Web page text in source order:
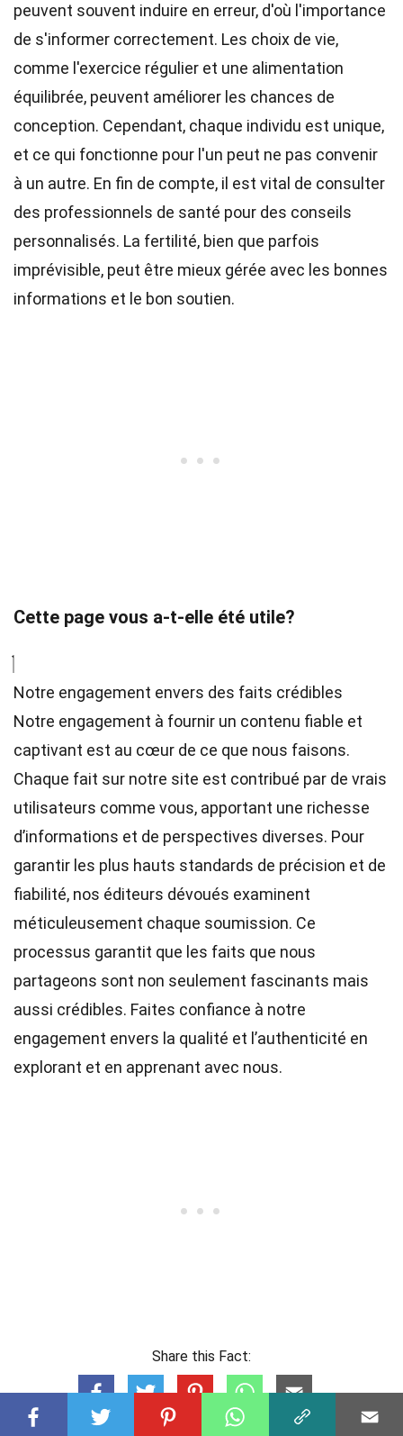
peuvent souvent induire en erreur, d'où l'importance
de s'informer correctement. Les choix de vie,
comme l'exercice régulier et une alimentation
équilibrée, peuvent améliorer les chances de
conception. Cependant, chaque individu est unique,
et ce qui fonctionne pour l'un peut ne pas convenir
à un autre. En fin de compte, il est vital de consulter
des professionnels de santé pour des conseils
personnalisés. La fertilité, bien que parfois
imprévisible, peut être mieux gérée avec les bonnes
informations et le bon soutien.
Cette page vous a-t-elle été utile?
Notre engagement envers des faits crédibles
Notre engagement à fournir un contenu fiable et
captivant est au cœur de ce que nous faisons.
Chaque fait sur notre site est contribué par de vrais
utilisateurs comme vous, apportant une richesse
d’informations et de perspectives diverses. Pour
garantir les plus hauts standards de précision et de
fiabilité, nos éditeurs dévoués examinent
méticuleusement chaque soumission. Ce
processus garantit que les faits que nous
partageons sont non seulement fascinants mais
aussi crédibles. Faites confiance à notre
engagement envers la qualité et l’authenticité en
explorant et en apprenant avec nous.
Share this Fact: